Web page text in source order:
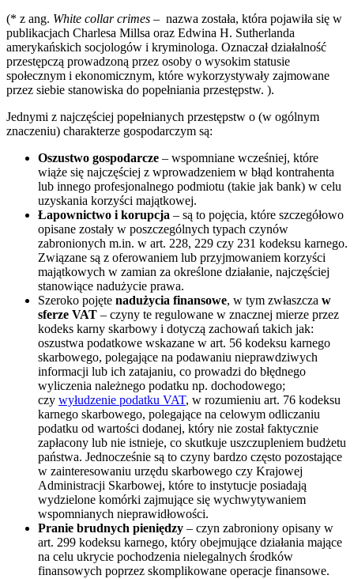
(* z ang. White collar crimes – nazwa została, która pojawiła się w
publikacjach Charlesa Millsa oraz Edwina H. Sutherlanda
amerykańskich socjologów i kryminologa. Oznaczał działalność
przestępczą prowadzoną przez osoby o wysokim statusie
społecznym i ekonomicznym, które wykorzystywały zajmowane
przez siebie stanowiska do popełniania przestępstw. ).
Jednymi z najczęściej popełnianych przestępstw o (w ogólnym
znaczeniu) charakterze gospodarczym są:
Oszustwo gospodarcze – wspomniane wcześniej, które
wiąże się najczęściej z wprowadzeniem w błąd kontrahenta
lub innego profesjonalnego podmiotu (takie jak bank) w celu
uzyskania korzyści majątkowej.
Łapownictwo i korupcja – są to pojęcia, które szczegółowo
opisane zostały w poszczególnych typach czynów
zabronionych m.in. w art. 228, 229 czy 231 kodeksu karnego.
Związane są z oferowaniem lub przyjmowaniem korzyści
majątkowych w zamian za określone działanie, najczęściej
stanowiące nadużycie prawa.
Szeroko pojęte nadużycia finansowe, w tym zwłaszcza w
sferze VAT – czyny te regulowane w znacznej mierze przez
kodeks karny skarbowy i dotyczą zachowań takich jak:
oszustwa podatkowe wskazane w art. 56 kodeksu karnego
skarbowego, polegające na podawaniu nieprawdziwych
informacji lub ich zatajaniu, co prowadzi do błędnego
wyliczenia należnego podatku np. dochodowego;
czy wyłudzenie podatku VAT, w rozumieniu art. 76 kodeksu
karnego skarbowego, polegające na celowym odliczaniu
podatku od wartości dodanej, który nie został faktycznie
zapłacony lub nie istnieje, co skutkuje uszczupleniem budżetu
państwa. Jednocześnie są to czyny bardzo często pozostające
w zainteresowaniu urzędu skarbowego czy Krajowej
Administracji Skarbowej, które to instytucje posiadają
wydzielone komórki zajmujące się wychwytywaniem
wspomnianych nieprawidłowości.
Pranie brudnych pieniędzy – czyn zabroniony opisany w
art. 299 kodeksu karnego, który obejmujące działania mające
na celu ukrycie pochodzenia nielegalnych środków
finansowych poprzez skomplikowane operacje finansowe.